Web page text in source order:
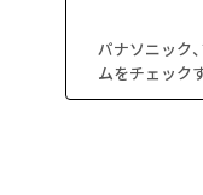
パナソニック
ムをチェック